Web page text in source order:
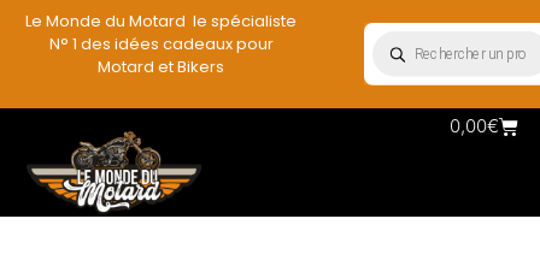
Le Monde du Motard le spécialiste
N° 1 des idées cadeaux pour
Motard et Bikers
0,00€